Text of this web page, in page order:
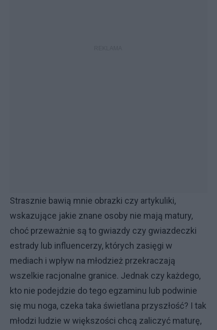
Strasznie bawią mnie obrazki czy artykuliki,
wskazujące jakie znane osoby nie mają matury,
choć przeważnie są to gwiazdy czy gwiazdeczki
estrady lub influencerzy, których zasięgi w
mediach i wpływ na młodzież przekraczają
wszelkie racjonalne granice. Jednak czy każdego,
kto nie podejdzie do tego egzaminu lub podwinie
się mu noga, czeka taka świetlana przyszłość? I tak
młodzi ludzie w większości chcą zaliczyć maturę,